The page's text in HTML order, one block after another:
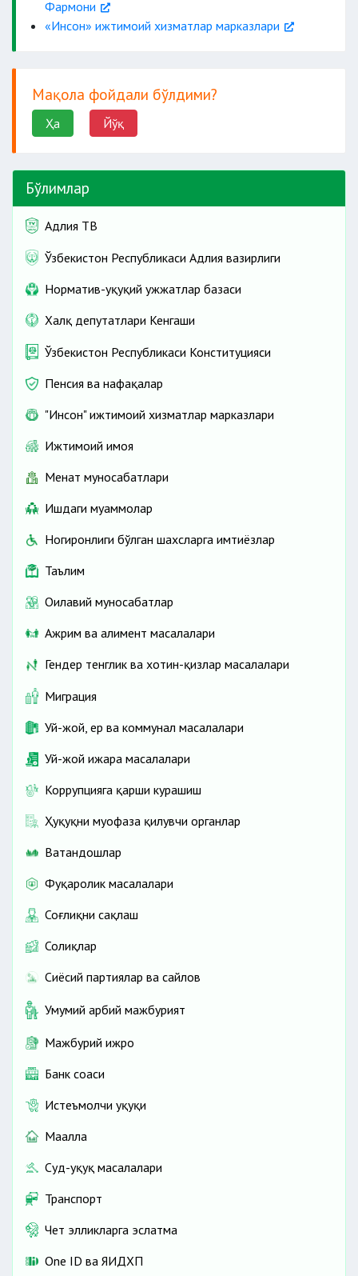
Фармони
«Инсон» ижтимоий хизматлар марказлари
Мақола фойдали бўлдими?
Ҳа Йўқ
Бўлимлар
Адлия ТВ
Ўзбекистон Республикаси Адлия вазирлиги
Норматив-ҳуқуқий ҳужжатлар базаси
Халқ депутатлари Кенгаши
Ўзбекистон Республикаси Конституцияси
Пенсия ва нафақалар
"Инсон" ижтимоий хизматлар марказлари
Ижтимоий ҳимоя
Меҳнат муносабатлари
Ишдаги муаммолар
Ногиронлиги бўлган шахсларга имтиёзлар
Таълим
Оилавий муносабатлар
Ажрим ва алимент масалалари
Гендер тенглик ва хотин-қизлар масалалари
Миграция
Уй-жой, ер ва коммунал масалалари
Уй-жой ижара масалалари
Коррупцияга қарши курашиш
Ҳуқуқни муҳофаза қилувчи органлар
Ватандошлар
Фуқаролик масалалари
Соғлиқни сақлаш
Солиқлар
Сиёсий партиялар ва сайлов
Умумий ҳарбий мажбурият
Мажбурий ижро
Банк соҳаси
Истеъмолчи ҳуқуқи
Маҳалла
Суд-ҳуқуқ масалалари
Транспорт
Чет элликларга эслатма
One ID ва ЯИДХП